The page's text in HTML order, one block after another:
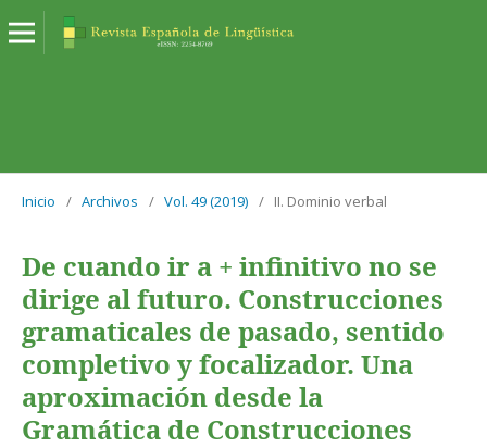
Inicio / Archivos / Vol. 49 (2019) / II. Dominio verbal
De cuando ir a + infinitivo no se
dirige al futuro. Construcciones
gramaticales de pasado, sentido
completivo y focalizador. Una
aproximación desde la
Gramática de Construcciones